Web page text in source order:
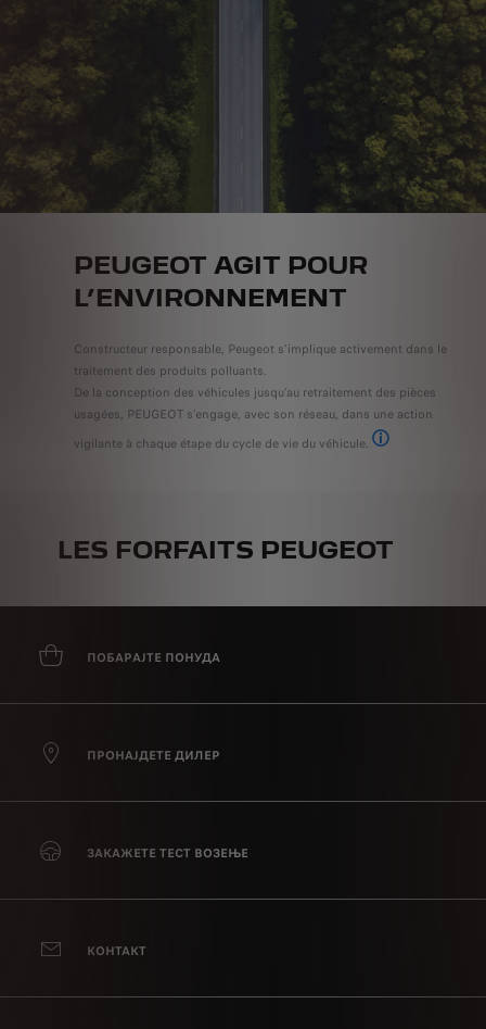
PEUGEOT AGIT POUR
L’ENVIRONNEMENT
Constructeur responsable, Peugeot s’implique activement dans le
traitement des produits polluants.
De la conception des véhicules jusqu’au retraitement des pièces
usagées, PEUGEOT s’engage, avec son réseau, dans une action
vigilante à chaque étape du cycle de vie du véhicule.
LES FORFAITS PEUGEOT
ПОБАРАЈТЕ ПОНУДА
ПРОНАЈДЕТЕ ДИЛЕР
ЗАКАЖЕТЕ ТЕСТ ВОЗЕЊЕ
КОНТАКТ